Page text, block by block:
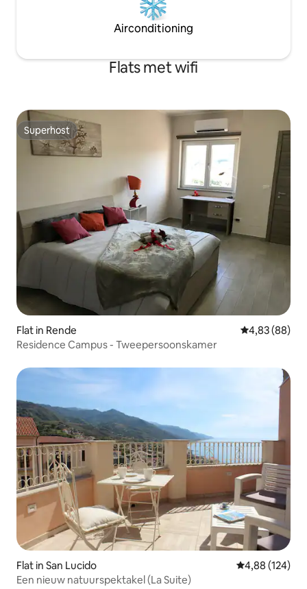
Airconditioning
Flats met wifi
Superhost
Superhost
Flat in Rende Gemiddelde
4,83 (88)
Residence Campus - Tweepersoonskamer
Flat in San Lucido Gemiddelde
4,88 (124)
Een nieuw natuurspektakel (La Suite)